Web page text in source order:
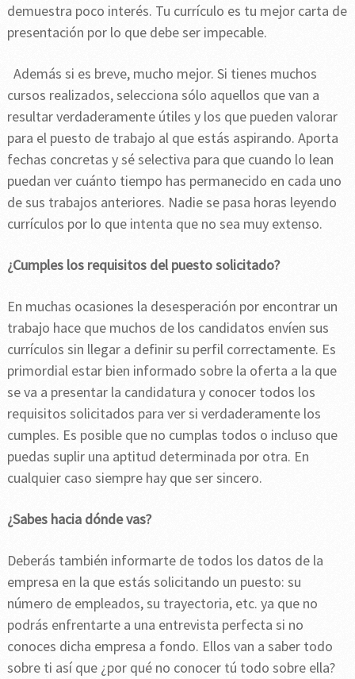
demuestra poco interés. Tu currículo es tu mejor carta de
presentación por lo que debe ser impecable.
Además si es breve, mucho mejor. Si tienes muchos
cursos realizados, selecciona sólo aquellos que van a
resultar verdaderamente útiles y los que pueden valorar
para el puesto de trabajo al que estás aspirando. Aporta
fechas concretas y sé selectiva para que cuando lo lean
puedan ver cuánto tiempo has permanecido en cada uno
de sus trabajos anteriores. Nadie se pasa horas leyendo
currículos por lo que intenta que no sea muy extenso.
¿Cumples los requisitos del puesto solicitado?
En muchas ocasiones la desesperación por encontrar un
trabajo hace que muchos de los candidatos envíen sus
currículos sin llegar a definir su perfil correctamente. Es
primordial estar bien informado sobre la oferta a la que
se va a presentar la candidatura y conocer todos los
requisitos solicitados para ver si verdaderamente los
cumples. Es posible que no cumplas todos o incluso que
puedas suplir una aptitud determinada por otra. En
cualquier caso siempre hay que ser sincero.
¿Sabes hacia dónde vas?
Deberás también informarte de todos los datos de la
empresa en la que estás solicitando un puesto: su
número de empleados, su trayectoria, etc. ya que no
podrás enfrentarte a una entrevista perfecta si no
conoces dicha empresa a fondo. Ellos van a saber todo
sobre ti así que ¿por qué no conocer tú todo sobre ella?